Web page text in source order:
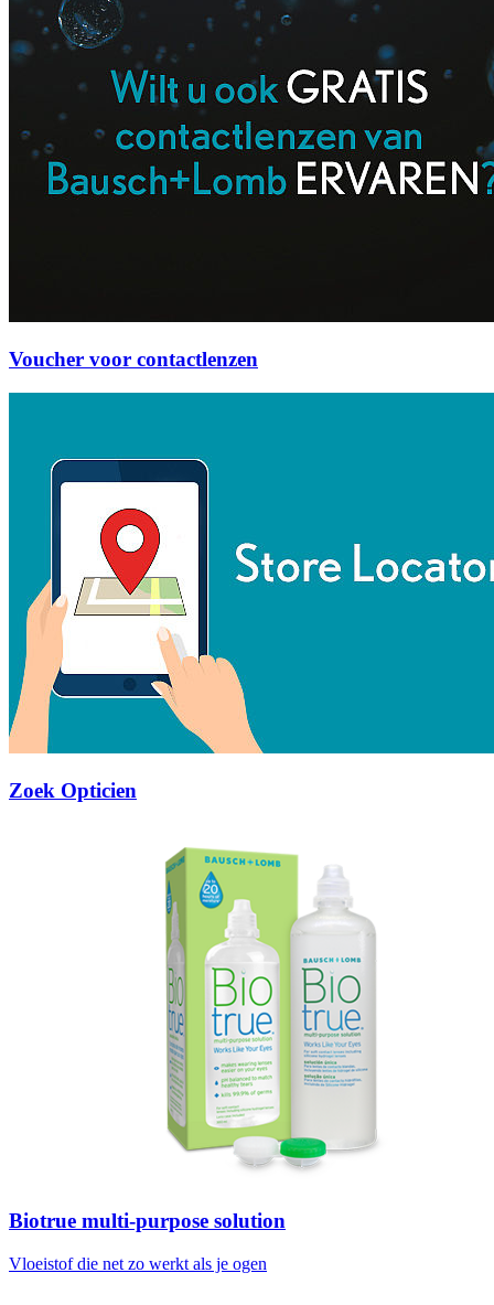
Voucher voor contactlenzen
Zoek Opticien
Biotrue multi-purpose solution
Vloeistof die net zo werkt als je ogen